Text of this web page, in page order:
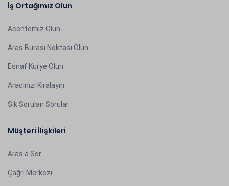
İş Ortağımız Olun
Acentemiz Olun
Aras Burası Noktası Olun
Esnaf Kurye Olun
Aracınızı Kiralayın
Sık Sorulan Sorular
Müşteri İlişkileri
Aras'a Sor
Çağrı Merkezi